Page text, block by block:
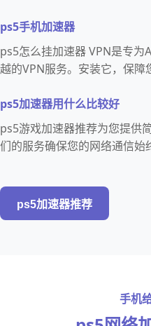
ps5手机加速器
ps5怎么挂加速器 VPN是专
越的VPN服务。安装它，保障
ps5加速器用什么比较好
ps5游戏加速器推荐为您提供
们的服务确保您的网络通信始
ps5加速器推荐
手机